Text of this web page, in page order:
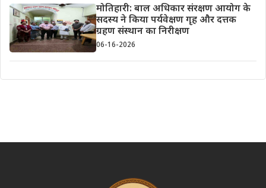
मोतिहारी: बाल अधिकार संरक्षण आयोग के
सदस्य ने किया पर्यवेक्षण गृह और दत्तक
ग्रहण संस्थान का निरीक्षण
06-16-2026